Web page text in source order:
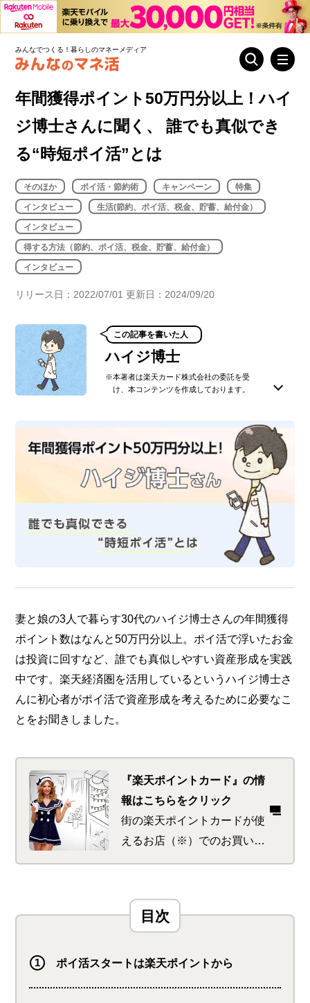
みんなでつくる！暮らしのマネーメディア
年間獲得ポイント50万円分以上！ハイ
ジ博士さんに聞く、 誰でも真似でき
る“時短ポイ活”とは
そのほか ポイ活・節約術 キャンペーン 特集
インタビュー 生活(節約、ポイ活、税金、貯蓄、給付金）
インタビュー
得する方法（節約、ポイ活、税金、貯蓄、給付金）
インタビュー
リリース日：2022/07/01 更新日：2024/09/20
この記事を書いた人
ハイジ博士
※本著者は楽天カード株式会社の委託を受
け、本コンテンツを作成しております。
し、浮いたお金は投資に回して資産形成。妻と娘の3人
で暮らしながら、Twitterとブログで生活を豊かにするお
得情報を発信中。
妻と娘の3人で暮らす30代のハイジ博士さんの年間獲得
ポイント数はなんと50万円分以上。ポイ活で浮いたお金
は投資に回すなど、誰でも真似しやすい資産形成を実践
中です。楽天経済圏を活用しているというハイジ博士さ
んに初心者がポイ活で資産形成を考えるために必要なこ
とをお聞きしました。
『楽天ポイントカード』の情
報はこちらをクリック
街の楽天ポイントカードが使
えるお店（※）でのお買い物
でポイントが貯まり、楽天グ
貯まったポイントをお支払い
にも使える便利なカードで
るので、カードを持ち歩かな
ポイ活スタートは楽天ポイントから